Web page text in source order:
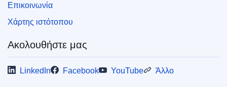
Επικοινωνία
Χάρτης ιστότοπου
Ακολουθήστε μας
LinkedIn Facebook YouTube Άλλο